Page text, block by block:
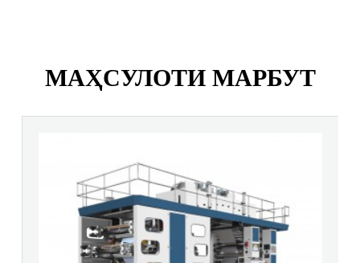
МАҲСУЛОТИ МАРБУТ